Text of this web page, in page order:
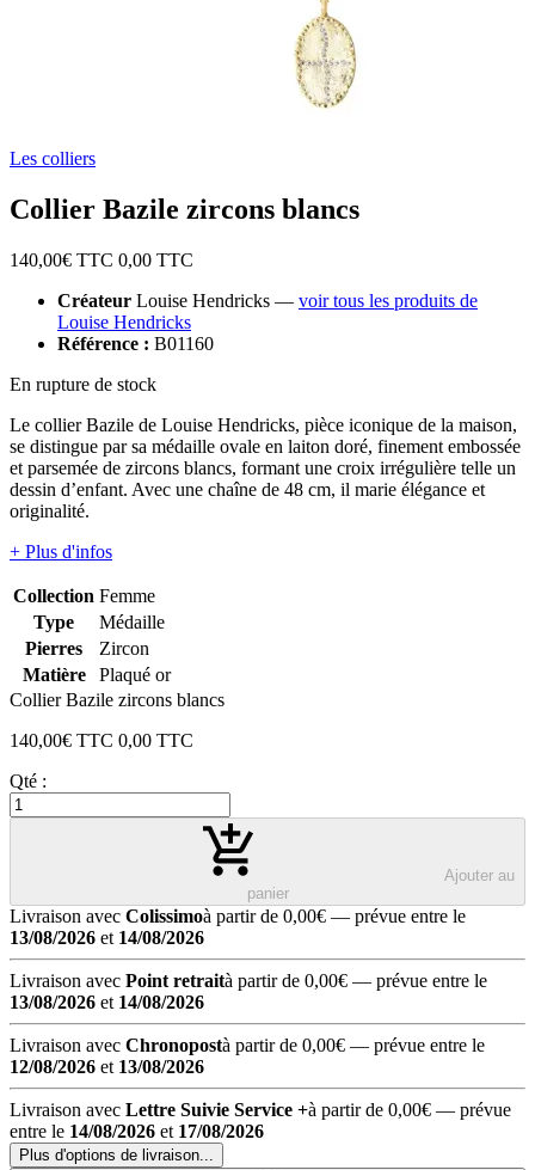
Les colliers
Collier Bazile zircons blancs
140,00€ TTC 0,00 TTC
Créateur Louise Hendricks — voir tous les produits de
Louise Hendricks
Référence : B01160
En rupture de stock
Le collier Bazile de Louise Hendricks, pièce iconique de la maison,
se distingue par sa médaille ovale en laiton doré, finement embossée
et parsemée de zircons blancs, formant une croix irrégulière telle un
dessin d’enfant. Avec une chaîne de 48 cm, il marie élégance et
originalité.
+ Plus d'infos
Collection Femme
Type
Médaille
Pierres
Zircon
Matière
Plaqué or
Collier Bazile zircons blancs
140,00€ TTC 0,00 TTC
Qté :
Ajouter au
panier
Livraison avec Colissimoà partir de 0,00€ — prévue entre le
13/08/2026 et 14/08/2026
Livraison avec Point retraità partir de 0,00€ — prévue entre le
13/08/2026 et 14/08/2026
Livraison avec Chronopostà partir de 0,00€ — prévue entre le
12/08/2026 et 13/08/2026
Livraison avec Lettre Suivie Service +à partir de 0,00€ — prévue
entre le 14/08/2026 et 17/08/2026
Plus d'options de livraison...